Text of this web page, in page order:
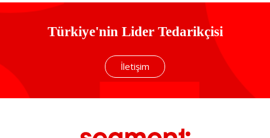
Türkiye'nin Lider Tedarikçisi
İletişim